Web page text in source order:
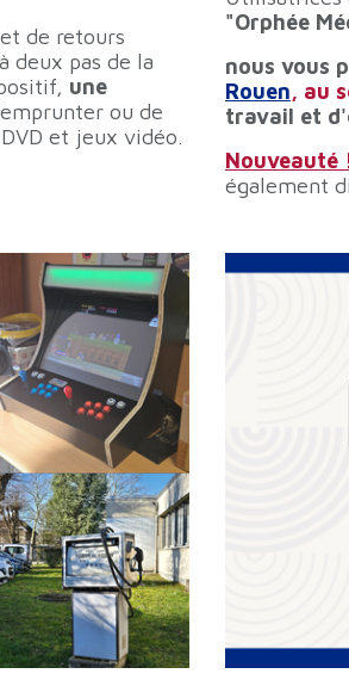
de retours
deux pas de la
une
ou de
et jeux vidéo.
"Orphée
nous vous
Rouen, au
travail et
Nouveauté
également